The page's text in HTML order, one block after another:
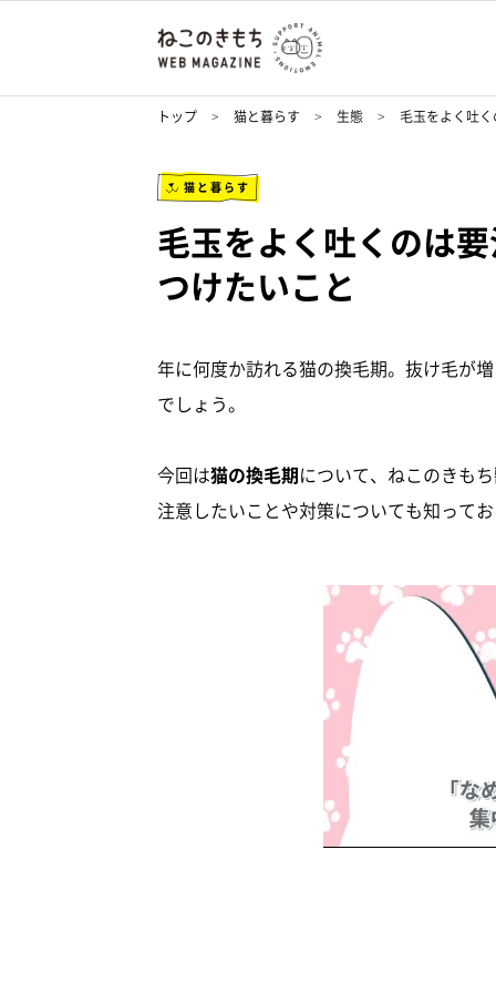
トップ 猫と暮らす 生態 毛玉をよく吐
猫と暮らす
毛玉をよく吐くのは
つけたいこと
年に何度か訪れる猫の換毛期。抜け毛が
でしょう。
今回は猫の換毛期について、ねこのきも
注意したいことや対策についても知って